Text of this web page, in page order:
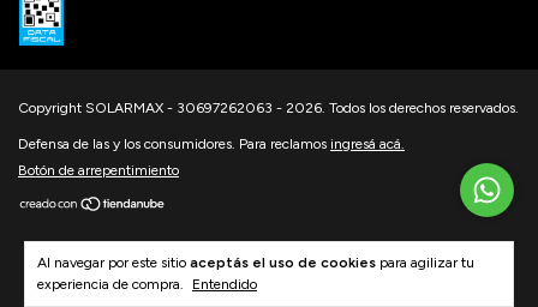
Al navegar por este sitio aceptás el uso de cookies para agilizar tu
experiencia de compra.
Entendido
Copyright SOLARMAX - 30697262063 - 2026. Todos los derechos reservados.
Defensa de las y los consumidores. Para reclamos ingresá acá.
Botón de arrepentimiento